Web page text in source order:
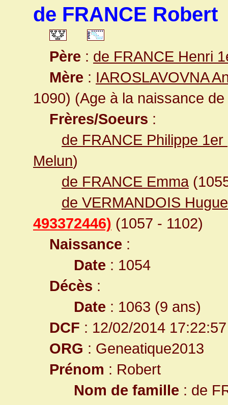
de FRANCE Robert
Père : de FRANCE Henri
Mère : IAROSLAVOVNA
1090) (Age à la naissance
Frères/Soeurs :
de FRANCE Philippe 1er
Melun)
de FRANCE Emma
de VERMANDOIS
493372446) (1057 - 1102)
Naissance :
Date : 1054
Décès :
Date : 1063 (9 ans)
DCF : 12/02/2014 17:22:57
ORG : Geneatique2013
Prénom : Robert
Nom de famille : de